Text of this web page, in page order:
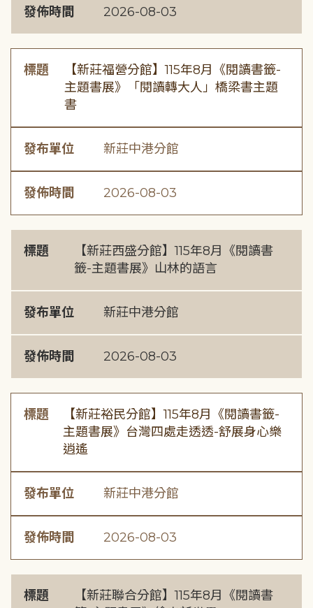
發佈時間 2026-08-03
標題
【新莊福營分館】115年8月《閱讀書籤-
主題書展》「閱讀轉大人」橋梁書主題
書
發布單位 新莊中港分館
發佈時間 2026-08-03
標題
【新莊西盛分館】115年8月《閱讀書
籤-主題書展》山林的語言
發布單位 新莊中港分館
發佈時間 2026-08-03
標題
【新莊裕民分館】115年8月《閱讀書籤-
主題書展》台灣四處走透透-舒展身心樂
逍遙
發布單位 新莊中港分館
發佈時間 2026-08-03
標題
【新莊聯合分館】115年8月《閱讀書